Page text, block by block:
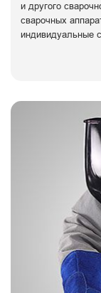
и другого
сварочных
индивидуальные